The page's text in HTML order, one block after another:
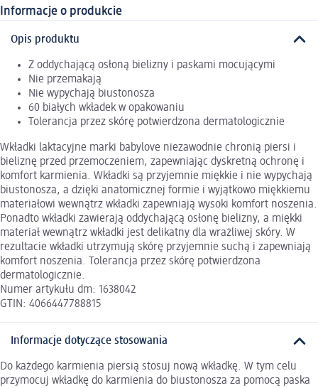
Informacje o produkcie
Opis produktu
Z oddychającą osłoną bielizny i paskami mocującymi
Nie przemakają
Nie wypychają biustonosza
60 białych wkładek w opakowaniu
Tolerancja przez skórę potwierdzona dermatologicznie
Wkładki laktacyjne marki babylove niezawodnie chronią piersi i
bieliznę przed przemoczeniem, zapewniając dyskretną ochronę i
komfort karmienia. Wkładki są przyjemnie miękkie i nie wypychają
biustonosza, a dzięki anatomicznej formie i wyjątkowo miękkiemu
materiałowi wewnątrz wkładki zapewniają wysoki komfort noszenia.
Ponadto wkładki zawierają oddychającą osłonę bielizny, a miękki
materiał wewnątrz wkładki jest delikatny dla wrażliwej skóry. W
rezultacie wkładki utrzymują skórę przyjemnie suchą i zapewniają
komfort noszenia. Tolerancja przez skórę potwierdzona
dermatologicznie.
Numer artykułu dm: 1638042
GTIN: 4066447788815
Informacje dotyczące stosowania
Do każdego karmienia piersią stosuj nową wkładkę. W tym celu
przymocuj wkładkę do karmienia do biustonosza za pomocą paska